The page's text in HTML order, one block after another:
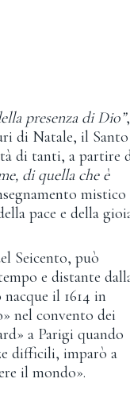
presenza di Dio”,
di Natale, il Santo
di tanti, a partire
di quella che è
mistico
pace e della
Seicento, può
e distante
il 1614 in
nel convento dei
a Parigi quando
difficili, imparò a
il mondo».